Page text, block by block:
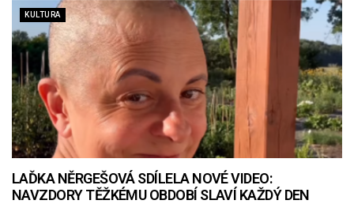
KULTURA
LAĎKA NĚRGEŠOVÁ SDÍLELA NOVÉ VIDEO:
NAVZDORY TĚŽKÉMU OBDOBÍ SLAVÍ KAŽDÝ DEN